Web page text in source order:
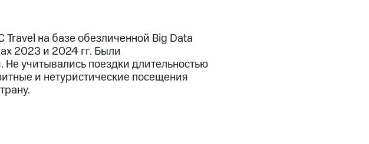
на базе обезличенной Big Data
2023 и 2024 гг. Были
учитывались поездки длительностью
и нетуристические посещения